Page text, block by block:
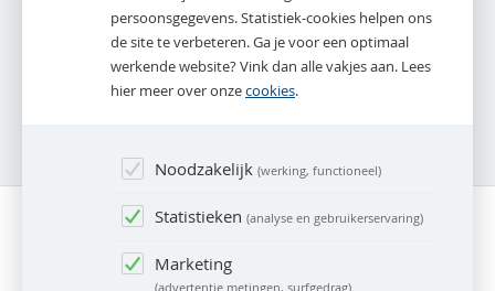
070 - 387 16 16
info@debruynentak.nl
06 - 27 888 387
persoonsgegevens. Statistiek-cookies helpen ons
de site te verbeteren. Ga je voor een optimaal
werkende website? Vink dan alle vakjes aan. Lees
hier meer over onzecookies.
Noodzakelijk werking, functioneel
Statistieken analyse en gebruikerservaring
Marketing
advertentie metingen, surfgedrag